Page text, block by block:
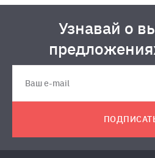
Узнавай о